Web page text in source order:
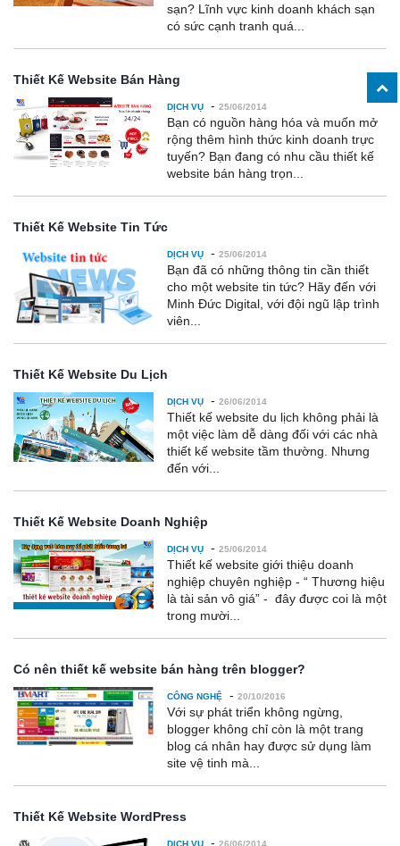
sạn? Lĩnh vực kinh doanh khách sạn
có sức cạnh tranh quá...
Thiết Kế Website Bán Hàng
DỊCH VỤ - 25/06/2014
Bạn có nguồn hàng hóa và muốn mở
rộng thêm hình thức kinh doanh trực
tuyến? Bạn đang có nhu cầu thiết kế
website bán hàng trọn...
Thiết Kế Website Tin Tức
DỊCH VỤ - 25/06/2014
Bạn đã có những thông tin cần thiết
cho một website tin tức? Hãy đến với
Minh Đức Digital, với đội ngũ lập trình
viên...
Thiết Kế Website Du Lịch
DỊCH VỤ - 26/06/2014
Thiết kế website du lịch không phải là
một việc làm dễ dàng đối với các nhà
thiết kế website tầm thường. Nhưng
đến với...
Thiết Kế Website Doanh Nghiệp
DỊCH VỤ - 25/06/2014
Thiết kế website giới thiệu doanh
nghiệp chuyên nghiệp - “ Thương hiệu
là tài sản vô giá” - đây được coi là một
trong mười...
Có nên thiết kế website bán hàng trên blogger?
CÔNG NGHỆ - 20/10/2016
Với sự phát triển không ngừng,
blogger không chỉ còn là một trang
blog cá nhân hay được sử dụng làm
site vệ tinh mà...
Thiết Kế Website WordPress
DỊCH VỤ - 26/06/2014